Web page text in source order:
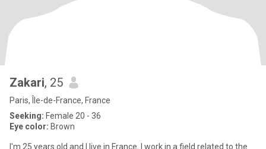
Zakari, 25
Paris, Île-de-France, France
Seeking: Female 20 - 36
Eye color: Brown
I'm 25 years old and I live in France. I work in a field related to the